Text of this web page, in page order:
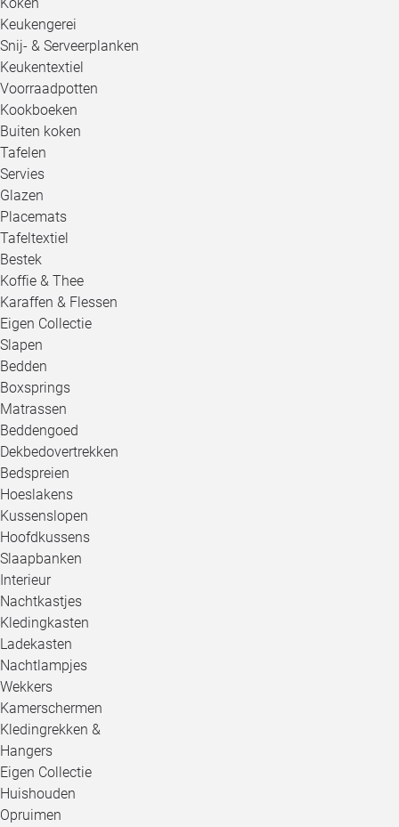
Keukengerei
Snij- & Serveerplanken
Keukentextiel
Voorraadpotten
Kookboeken
Buiten koken
Tafelen
Servies
Glazen
Placemats
Tafeltextiel
Bestek
Koffie & Thee
Karaffen & Flessen
Eigen Collectie
Slapen
Bedden
Boxsprings
Matrassen
Beddengoed
Dekbedovertrekken
Bedspreien
Hoeslakens
Kussenslopen
Hoofdkussens
Slaapbanken
Interieur
Nachtkastjes
Kledingkasten
Ladekasten
Nachtlampjes
Wekkers
Kamerschermen
Kledingrekken &
Hangers
Eigen Collectie
Huishouden
Opruimen